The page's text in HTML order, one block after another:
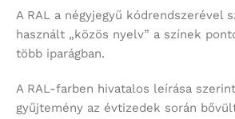
A RAL a négyjegyű kódrendszerével
használt „közös nyelv” a színek
több iparágban.
A RAL-farben hivatalos leírása szerint
gyűjtemény az évtizedek során